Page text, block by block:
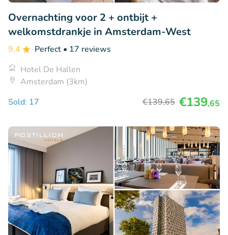
Overnachting voor 2 + ontbijt +
welkomstdrankje in Amsterdam-West
9.4 Perfect • 17 reviews
Hotel De Hallen
Amsterdam (3km)
Sold: 17
€139,65 €139,65